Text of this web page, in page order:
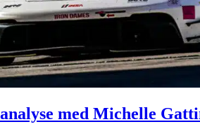
med Michelle